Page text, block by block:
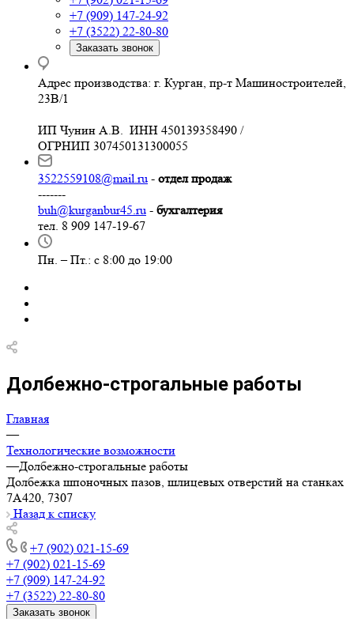
+7 (909) 147-24-92
+7 (3522) 22-80-80
Заказать звонок
Адрес производства: г. Курган, пр-т Машиностроителей,
23В/1
ИП Чунин А.В. ИНН 450139358490 /
ОГРНИП 307450131300055
3522559108@mail.ru - отдел продаж
-------
buh@kurganbur45.ru - бухгалтерия
тел. 8 909 147-19-67
Пн. – Пт.: с 8:00 до 19:00
Долбежно-строгальные работы
Главная
—
Технологические возможности
—Долбежно-строгальные работы
Долбежка шпоночных пазов, шлицевых отверстий на станках
7А420, 7307
Назад к списку
+7 (902) 021-15-69
+7 (902) 021-15-69
+7 (909) 147-24-92
+7 (3522) 22-80-80
Заказать звонок